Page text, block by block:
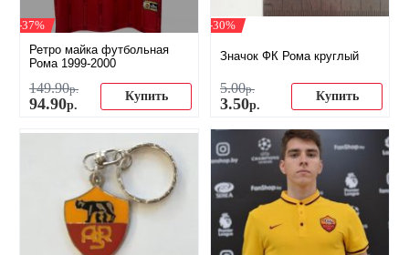
-37%
Ретро майка футбольная
Рома 1999-2000
149.90р.
94.90р.
Купить
-30%
Значок ФК Рома круглый
5.00р.
3.50р.
Купить